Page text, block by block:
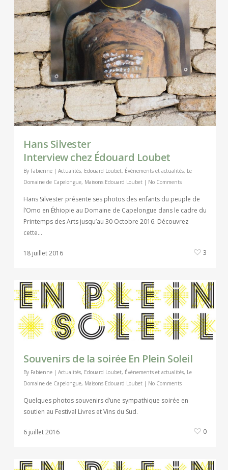
Hans Silvester
Interview chez Édouard Loubet
By Fabienne | Actualités, Edouard Loubet, Évènements et actualités, Le
Domaine de Capelongue, Maisons Edouard Loubet | No Comments
Hans Silvester présente ses photos des enfants du peuple de
l’Omo en Éthiopie au Domaine de Capelongue dans le cadre du
Printemps des Arts jusqu’au 30 Octobre 2016. Découvrez
cette…
18 juillet 2016 3
Souvenirs de la soirée En Plein Soleil
By Fabienne | Actualités, Edouard Loubet, Évènements et actualités, Le
Domaine de Capelongue, Maisons Edouard Loubet | No Comments
Quelques photos souvenirs d’une sympathique soirée en
soutien au Festival Livres et Vins du Sud.
6 juillet 2016 0